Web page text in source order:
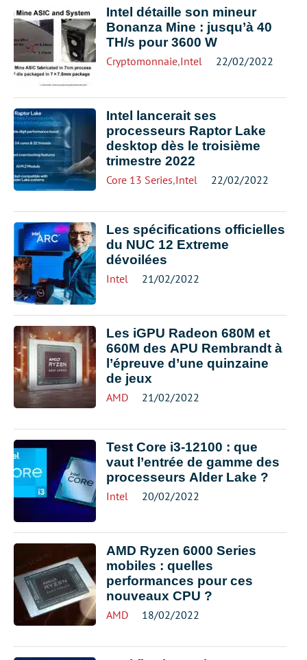
Intel détaille son mineur
Bonanza Mine : jusqu’à 40
TH/s pour 3600 W
Cryptomonnaie,Intel 22/02/2022
Intel lancerait ses
processeurs Raptor Lake
desktop dès le troisième
trimestre 2022
Core 13 Series,Intel 22/02/2022
Les spécifications officielles
du NUC 12 Extreme
dévoilées
Intel 21/02/2022
Les iGPU Radeon 680M et
660M des APU Rembrandt à
l’épreuve d’une quinzaine
de jeux
AMD 21/02/2022
Test Core i3-12100 : que
vaut l’entrée de gamme des
processeurs Alder Lake ?
Intel 20/02/2022
AMD Ryzen 6000 Series
mobiles : quelles
performances pour ces
nouveaux CPU ?
AMD 18/02/2022